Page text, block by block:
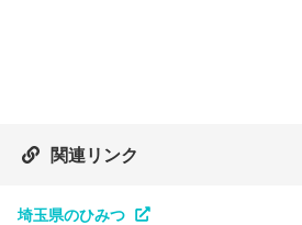
関連リンク
埼玉県のひみつ